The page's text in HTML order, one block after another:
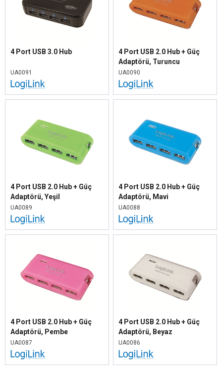
4 Port USB 3.0 Hub
UA0091
4 Port USB 2.0 Hub + Güç
Adaptörü, Turuncu
UA0090
4 Port USB 2.0 Hub + Güç
Adaptörü, Yeşil
UA0089
4 Port USB 2.0 Hub + Güç
Adaptörü, Mavi
UA0088
4 Port USB 2.0 Hub + Güç
Adaptörü, Pembe
UA0087
4 Port USB 2.0 Hub + Güç
Adaptörü, Beyaz
UA0086